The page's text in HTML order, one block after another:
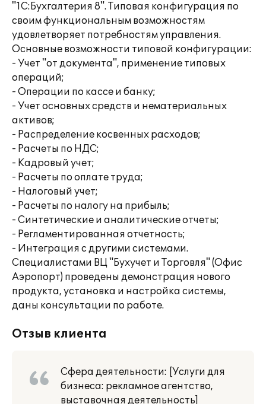
"1С:Бухгалтерия 8". Типовая конфигурация по
своим функциональным возможностям
удовлетворяет потребностям управления.
Основные возможности типовой конфигурации:
- Учет "от документа", применение типовых
операций;
- Операции по кассе и банку;
- Учет основных средств и нематериальных
активов;
- Распределение косвенных расходов;
- Расчеты по НДС;
- Кадровый учет;
- Расчеты по оплате труда;
- Налоговый учет;
- Расчеты по налогу на прибыль;
- Синтетические и аналитические отчеты;
- Регламентированная отчетность;
- Интеграция с другими системами.
Специалистами ВЦ "Бухучет и Торговля" (Офис
Аэропорт) проведены демонстрация нового
продукта, установка и настройка системы,
даны консультации по работе.
Отзыв клиента
Сфера деятельности: [Услуги для
бизнеса: рекламное агентство,
выставочная деятельность]